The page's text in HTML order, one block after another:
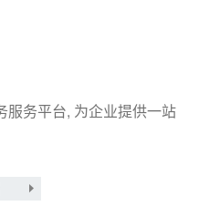
服务平台, 为企业提供一站